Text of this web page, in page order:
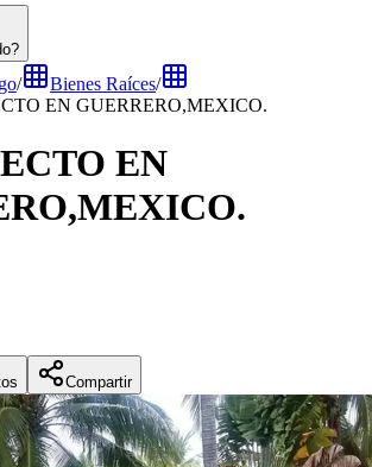
/ Bienes Raíces/
EN GUERRERO,MEXICO.
EN
Compartir